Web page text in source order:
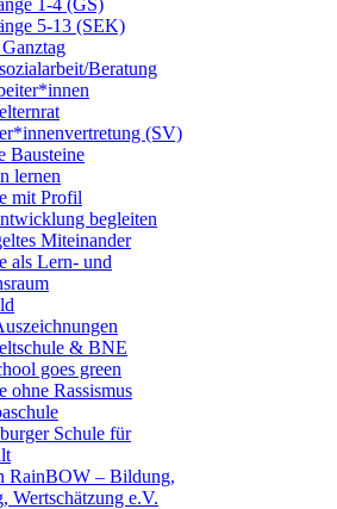
1-4 (GS)
5-13 (SEK)
Beratung
(SV)
Bausteine
lernen
mit Profil
begleiten
Miteinander
als Lern- und
& BNE
goes green
ohne Rassismus
Schule für
RainBOW – Bildung,
Wertschätzung e.V.